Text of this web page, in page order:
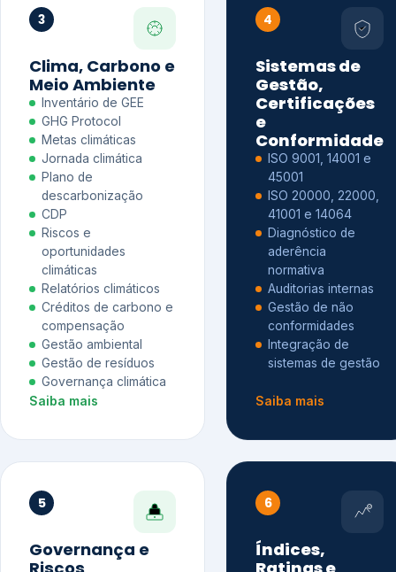
3
Clima, Carbono e
Meio Ambiente
Inventário de GEE
GHG Protocol
Metas climáticas
Jornada climática
Plano de
descarbonização
CDP
Riscos e
oportunidades
climáticas
Relatórios climáticos
Créditos de carbono e
compensação
Gestão ambiental
Gestão de resíduos
Governança climática
Saiba mais
4
Sistemas de
Gestão,
Certificações
e
Conformidade
ISO 9001, 14001 e
45001
ISO 20000, 22000,
41001 e 14064
Diagnóstico de
aderência
normativa
Auditorias internas
Gestão de não
conformidades
Integração de
sistemas de gestão
Saiba mais
5
Governança e
6
Índices,